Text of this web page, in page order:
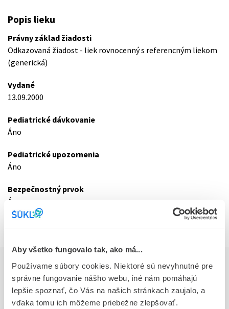
Aby všetko fungovalo tak, ako má...
Používame súbory cookies. Niektoré sú nevyhnutné pre
správne fungovanie nášho webu, iné nám pomáhajú
lepšie spoznať, čo Vás na našich stránkach zaujalo, a
vďaka tomu ich môžeme priebežne zlepšovať.
Popis lieku
Právny základ žiadosti
Odkazovaná žiadost - liek rovnocenný s referencným liekom
(generická)
Vydané
13.09.2000
Pediatrické dávkovanie
Áno
Pediatrické upozornenia
Áno
Bezpečnostný prvok
Áno
Základné údaje o registrácii
Kód
57714